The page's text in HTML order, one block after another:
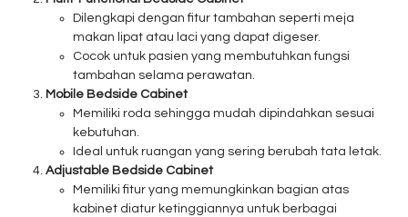
Dilengkapi dengan fitur tambahan seperti meja
makan lipat atau laci yang dapat digeser.
Cocok untuk pasien yang membutuhkan fungsi
tambahan selama perawatan.
Mobile Bedside Cabinet
Memiliki roda sehingga mudah dipindahkan sesuai
kebutuhan.
Ideal untuk ruangan yang sering berubah tata letak.
Adjustable Bedside Cabinet
Memiliki fitur yang memungkinkan bagian atas
kabinet diatur ketinggiannya untuk berbagai